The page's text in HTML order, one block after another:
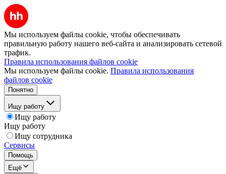
Мы используем файлы cookie, чтобы обеспечивать
правильную работу нашего веб-сайта и анализировать сетевой
трафик.
Правила использования файлов cookie
Мы используем файлы cookie. Правила использования
файлов cookie
Понятно
Ищу работу
Ищу работу
Ищу работу
Ищу сотрудника
Сервисы
Помощь
Ещё